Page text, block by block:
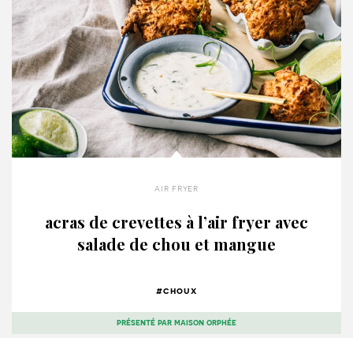
air fryer
acras de crevettes à l’air fryer avec
salade de chou et mangue
#choux
présenté par maison orphée